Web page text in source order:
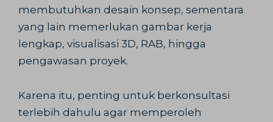
membutuhkan desain konsep, sementara
yang lain memerlukan gambar kerja
lengkap, visualisasi 3D, RAB, hingga
pengawasan proyek.
Karena itu, penting untuk berkonsultasi
terlebih dahulu agar memperoleh